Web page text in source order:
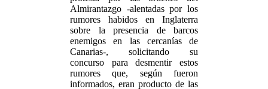
Almirantazgo -alentadas por los
rumores habidos en Inglaterra
sobre la presencia de barcos
enemigos en las cercanías de
Canarias-, solicitando su
concurso para desmentir estos
rumores que, según fueron
informados, eran producto de las